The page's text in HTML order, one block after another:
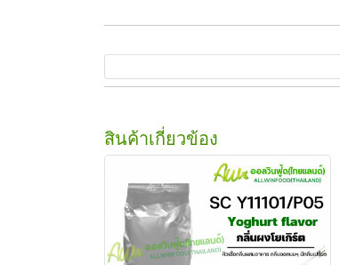
สินค้าเกี่ยวข้อง